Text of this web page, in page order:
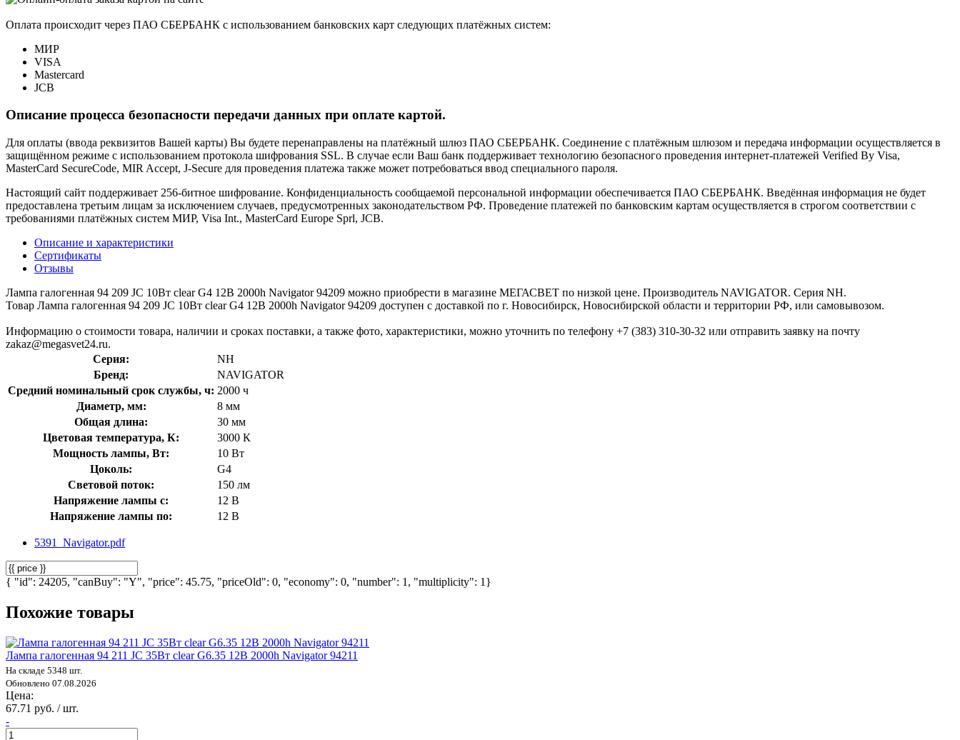
Оплата происходит через ПАО СБЕРБАНК с использованием банковских карт следующих платёжных систем:
МИР
VISA
Mastercard
JCB
Описание процесса безопасности передачи данных при оплате картой.
Для оплаты (ввода реквизитов Вашей карты) Вы будете перенаправлены на платёжный шлюз ПАО СБЕРБАНК. Соединение с платёжным шлюзом и передача информации осуществляется в
защищённом режиме с использованием протокола шифрования SSL. В случае если Ваш банк поддерживает технологию безопасного проведения интернет-платежей Verified By Visa,
MasterCard SecureCode, MIR Accept, J-Secure для проведения платежа также может потребоваться ввод специального пароля.
Настоящий сайт поддерживает 256-битное шифрование. Конфиденциальность сообщаемой персональной информации обеспечивается ПАО СБЕРБАНК. Введённая информация не будет
предоставлена третьим лицам за исключением случаев, предусмотренных законодательством РФ. Проведение платежей по банковским картам осуществляется в строгом соответствии с
требованиями платёжных систем МИР, Visa Int., MasterCard Europe Sprl, JCB.
Описание и характеристики
Сертификаты
Отзывы
Лампа галогенная 94 209 JC 10Вт clear G4 12В 2000h Navigator 94209 можно приобрести в магазине МЕГАСВЕТ по низкой цене. Производитель NAVIGATOR. Серия NH.
Товар Лампа галогенная 94 209 JC 10Вт clear G4 12В 2000h Navigator 94209 доступен с доставкой по г. Новосибирск, Новосибирской области и территории РФ, или самовывозом.
Информацию о стоимости товара, наличии и сроках поставки, а также фото, характеристики, можно уточнить по телефону +7 (383) 310-30-32 или отправить заявку на почту
zakaz@megasvet24.ru.
Серия:
NH
Бренд:
NAVIGATOR
Средний номинальный срок службы, ч: 2000 ч
Диаметр, мм:
8 мм
Общая длина:
30 мм
Цветовая температура, К:
3000 К
Мощность лампы, Вт:
10 Вт
Цоколь:
G4
Световой поток:
150 лм
Напряжение лампы с:
12 В
Напряжение лампы по:
12 В
5391_Navigator.pdf
{ "id": 24205, "canBuy": "Y", "price": 45.75, "priceOld": 0, "economy": 0, "number": 1, "multiplicity": 1}
Похожие товары
Лампа галогенная 94 211 JC 35Вт clear G6.35 12В 2000h Navigator 94211
На складе 5348 шт.
Обновлено 07.08.2026
Цена:
67.71 руб. / шт.
-